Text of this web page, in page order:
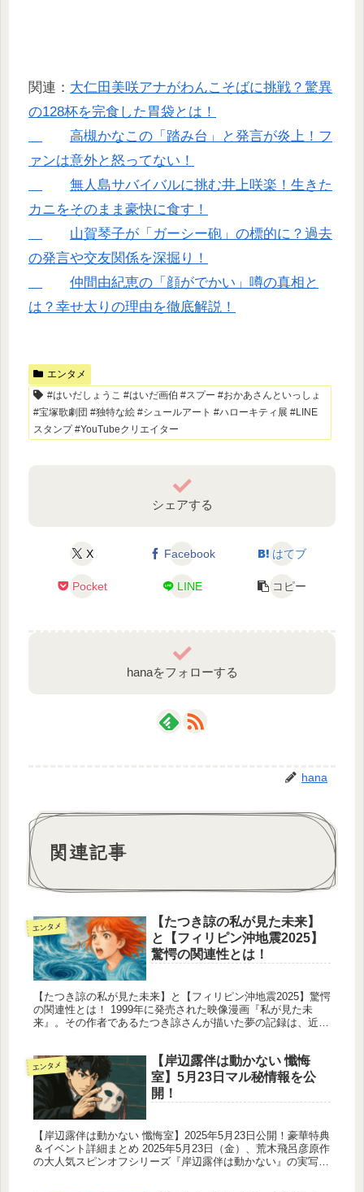
関連： 大仁田美咲アナがわんこそばに挑戦？驚異
の128杯を完食した胃袋とは！
高槻かなこの「踏み台」と発言が炎上！フ
ァンは意外と怒ってない！
無人島サバイバルに挑む井上咲楽！生きた
カニをそのまま豪快に食す！
山賀琴子が「ガーシー砲」の標的に？過去
の発言や交友関係を深掘り！
仲間由紀恵の「顔がでかい」噂の真相と
は？幸せ太りの理由を徹底解説！
エンタメ
#はいだしょうこ #はいだ画伯 #スプー #おかあさんといっしょ
#宝塚歌劇団 #独特な絵 #シュールアート #ハローキティ展 #LINE
スタンプ #YouTubeクリエイター
シェアする
X Facebook はてブ
Pocket LINE コピー
hanaをフォローする
hana
関連記事
エンタメ
【たつき諒の私が見た未来】
と【フィリピン沖地震2025】
驚愕の関連性とは！
【たつき諒の私が見た未来】と【フィリピン沖地震2025】驚愕
の関連性とは！ 1999年に発売された映像漫画『私が見た未
来』。その作者であるたつき諒さんが描いた夢の記録は、近年
エンタメ
【岸辺露伴は動かない 懺悔
室】5月23日マル秘情報を公
開！
【岸辺露伴は動かない 懺悔室】2025年5月23日公開！豪華特典
＆イベント詳細まとめ 2025年5月23日（金）、荒木飛呂彦原作
の大人気スピンオフシリーズ『岸辺露伴は動かない』の実写映